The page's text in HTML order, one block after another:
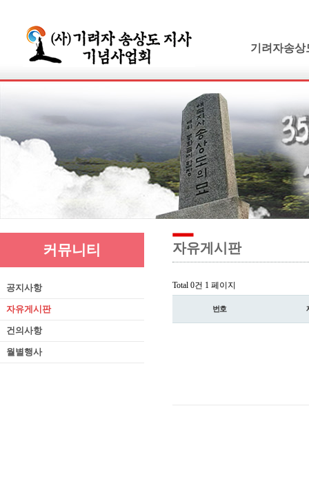
기려자송상
연보 및 가계
기려수필집
생애와사상
유묵과유품
연혁지
추모의글
커뮤니티
공지사항
자유게시판
건의사항
월별행사
자유게시판
Total 0건 1 페이지
번호